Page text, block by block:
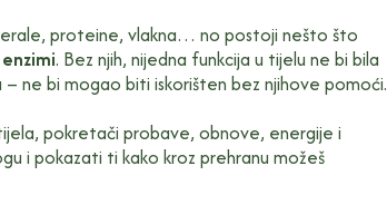
proteine, vlakna… no postoji nešto što
enzimi. Bez njih, nijedna funkcija u tijelu ne bi bila
ne bi mogao biti iskorišten bez njihove pomoći.
pokretači probave, obnove, energije i
i pokazati ti kako kroz prehranu možeš